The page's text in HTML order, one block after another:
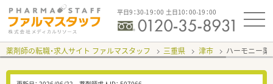
平日9：30-19：00 土日10：00-19：00
薬剤師の転職・求人サイト ファルマスタッフ 三重県 津市 ハーモニー